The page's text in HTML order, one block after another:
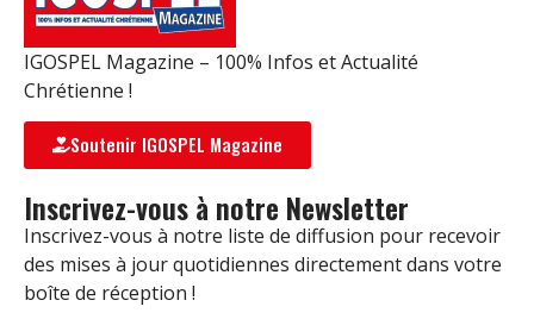
IGOSPEL Magazine – 100% Infos et Actualité
Chrétienne !
Soutenir IGOSPEL Magazine
Inscrivez-vous à notre Newsletter
Inscrivez-vous à notre liste de diffusion pour recevoir
des mises à jour quotidiennes directement dans votre
boîte de réception !